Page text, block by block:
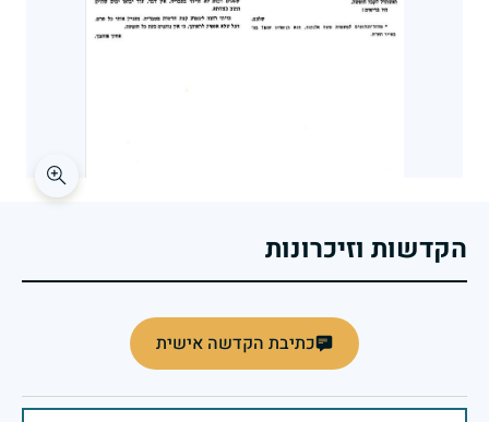
הקדשות וזיכרונות
כתיבת הקדשה אישית